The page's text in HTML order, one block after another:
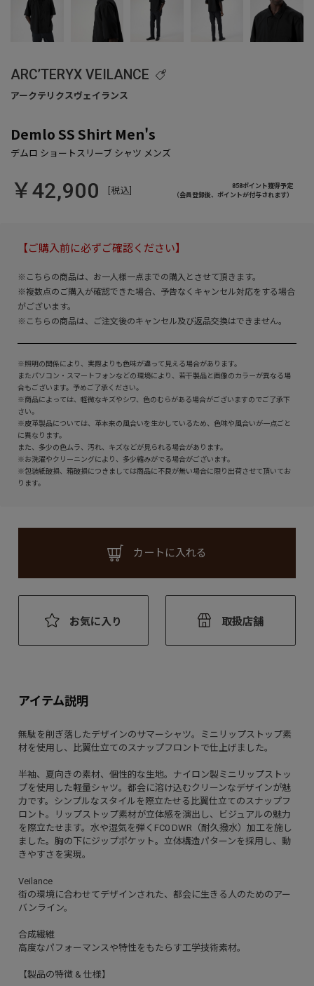
ARC’TERYX VEILANCE
Demlo SS Shirt Men's
￥42,900 [税込]
858ポイント獲得予定
（会員登録後、ポイントが付与されます）
【ご購入前に必ずご確認ください】
※こちらの商品は、お一人様一点までの購入とさせて頂きます。
※複数点のご購入が確認できた場合、予告なくキャンセル対応をする場合
がございます。
※こちらの商品は、ご注文後のキャンセル及び返品交換はできません。
※照明の関係により、実際よりも色味が違って見える場合があります。
またパソコン・スマートフォンなどの環境により、若干製品と画像のカラーが異なる場
合もございます。予めご了承ください。
※商品によっては、軽微なキズやシワ、色のむらがある場合がございますのでご了承下
さい。
※皮革製品については、革本来の風合いを生かしているため、色味や風合いが一点ごと
に異なります。
また、多少の色ムラ、汚れ、キズなどが見られる場合があります。
※お洗濯やクリーニングにより、多少縮みがでる場合がございます。
※包装紙破損、箱破損につきましては商品に不良が無い場合に限り出荷させて頂いてお
ります。
カートに入れる
お気に入り 取扱店舗
アイテム説明
無駄を削ぎ落したデザインのサマーシャツ。ミニリップストップ素
材を使用し、比翼仕立てのスナップフロントで仕上げました。
半袖、夏向きの素材、個性的な生地。ナイロン製ミニリップストッ
プを使用した軽量シャツ。都会に溶け込むクリーンなデザインが魅
力です。シンプルなスタイルを際立たせる比翼仕立てのスナップフ
ロント。リップストップ素材が立体感を演出し、ビジュアルの魅力
を際立たせます。水や湿気を弾くFC0 DWR（耐久撥水）加工を施し
ました。胸の下にジップポケット。立体構造パターンを採用し、動
きやすさを実現。
Veilance
街の環境に合わせてデザインされた、都会に生きる人のためのアー
バンライン。
合成繊維
高度なパフォーマンスや特性をもたらす工学技術素材。
【製品の特徴 & 仕様】